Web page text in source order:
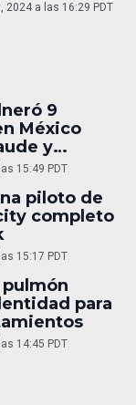
2024 a las 16:29 PDT
9
México
y
15:49 PDT
piloto de
completo
15:17 PDT
para
14:45 PDT